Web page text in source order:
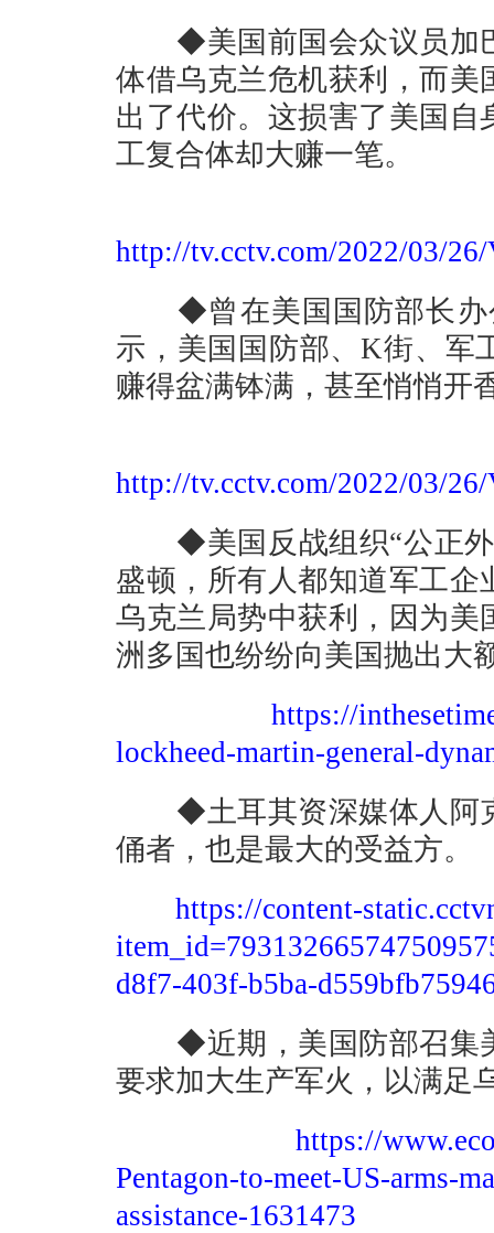
◆美国前国会众议员加巴
体借乌克兰危机获利，而
出了代价。这损害了美国
工复合体却大赚一笔。
http://tv.cctv.com/2022/03/
◆曾在美国国防部长办
示，美国国防部、K街、军
赚得盆满钵满，甚至悄悄开
http://tv.cctv.com/2022/03/
◆美国反战组织“公正外
盛顿，所有人都知道军工
乌克兰局势中获利，因为
洲多国也纷纷向美国抛出大
https://
lockheed-martin-general-
◆土耳其资深媒体人阿克
俑者，也是最大的受益方。
https://content-
d8f7-403f-b5ba-
◆近期，美国防部召集美
要求加大生产军火，以满足
https://
Pentagon-to-meet-US-arms-
assistance-1631473